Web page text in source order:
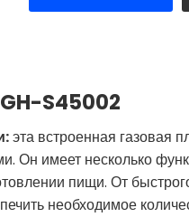
S45002
эта встроенная газовая
Он имеет несколько
пищи. От
необходимое